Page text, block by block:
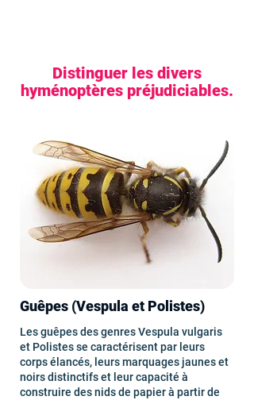
Distinguer les divers
hyménoptères préjudiciables.
Guêpes (Vespula et Polistes)
Les guêpes des genres Vespula vulgaris
et Polistes se caractérisent par leurs
corps élancés, leurs marquages jaunes et
noirs distinctifs et leur capacité à
construire des nids de papier à partir de